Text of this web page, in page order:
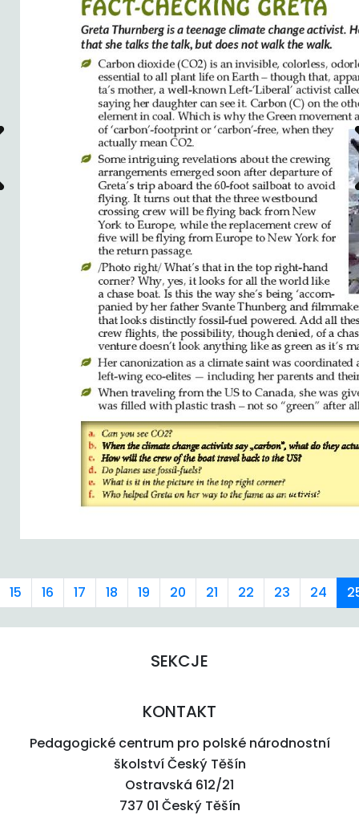
15 16 17 18 19 20 21 22 23 24
SEKCJE
KONTAKT
Pedagogické centrum pro polské národnostní
školství Český Těšín
Ostravská 612/21
737 01 Český Těšín